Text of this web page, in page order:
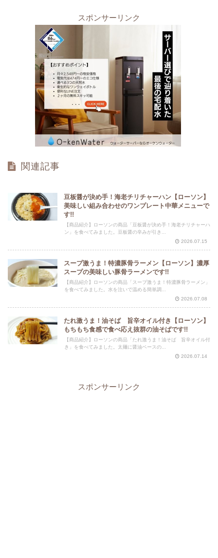
スポンサーリンク
関連記事
豆板醤が決め手！海老チリチャーハン【ローソン】
美味しい組み合わせのワンプレート中華メニューで
す!!
【商品紹介】ローソンの商品「豆板醤が決め手！海老チリチャーハ
ン」を食べてみました。豆板醤の辛みが引き...
2026.07.15
スープ激うま！特濃豚骨ラーメン【ローソン】濃厚
スープの美味しい豚骨ラーメンです!!
【商品紹介】ローソンの商品「スープ激うま！特濃豚骨ラーメン」
を食べてみました。水を注いで温める簡単調...
2026.07.08
たれ激うま！油そば 旨辛オイル付き【ローソン】
もちもち食感で食べ応え抜群の油そばです!!
【商品紹介】ローソンの商品「たれ激うま！油そば 旨辛オイル付
き」を食べてみました。太麺に醤油ベースの...
2026.07.14
スポンサーリンク